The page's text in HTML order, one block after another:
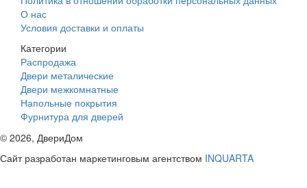
О нас
Условия доставки и оплаты
Категории
Распродажа
Двери металические
Двери межкомнатные
Напольные покрытия
Фурнитура для дверей
© 2026, ДвериДом
Сайт разработан маркетинговым агентством INQUARTA